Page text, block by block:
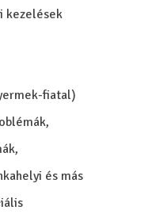
kezelések
fiatal)
és más